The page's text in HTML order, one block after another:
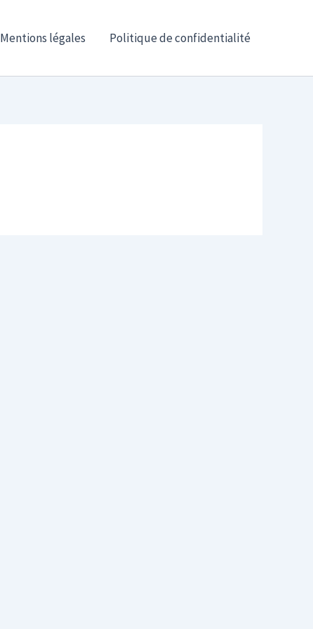
Mentions légales Politique de confidentialité